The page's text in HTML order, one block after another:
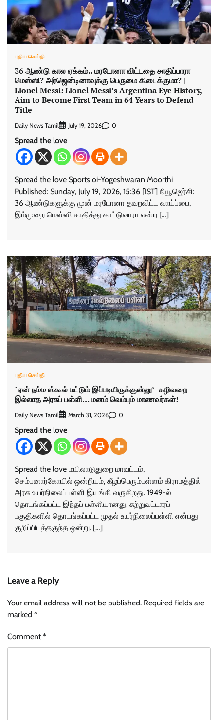
புதிய செய்தி
36 ஆண்டு கால ஏக்கம்.. மரடோனா விட்டதை சாதிப்பாரா
மெஸ்ஸி? அர்ஜென்டினாவுக்கு பெருமை கிடைக்குமா? |
Lionel Messi: Lionel Messi’s Argentina Eye History,
Aim to Become First Team in 64 Years to Defend
Title
Daily News Tamil July 19, 2026 0
Spread the love
Spread the love Sports oi-Yogeshwaran Moorthi
Published: Sunday, July 19, 2026, 15:36 [IST] நியூஜெர்சி:
36 ஆண்டுகளுக்கு முன் மரடோனா தவறவிட்ட வாய்ப்பை,
இம்முறை மெஸ்ஸி சாதித்து காட்டுவாரா என்ற […]
புதிய செய்தி
`ஏன் நம்ம ஸ்கூல் மட்டும் இப்படியிருக்குன்னு’- கழிவறை
இல்லாத அரசுப் பள்ளி… மனம் வெம்பும் மாணவர்கள்!
Daily News Tamil March 31, 2026 0
Spread the love
Spread the love மயிலாடுதுறை மாவட்டம்,
செம்பனார்கோயில் ஒன்றியம், கீழப்பெரும்பள்ளம் கிராமத்தில்
அரசு உயர்நிலைப்பள்ளி இயங்கி வருகிறது. 1949-ல்
தொடங்கப்பட்ட இந்தப் பள்ளியானது, சுற்றுவட்டாரப்
பகுதிகளில் தொடங்கப்பட்ட முதல் உயர்நிலைப்பள்ளி என்பது
குறிப்பிடத்தகுந்த ஒன்று. […]
Leave a Reply
Your email address will not be published. Required fields are
marked *
Comment*